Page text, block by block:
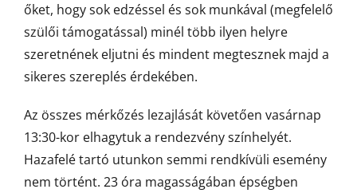
őket, hogy sok edzéssel és sok munkával (megfelelő
szülői támogatással) minél több ilyen helyre
szeretnének eljutni és mindent megtesznek majd a
sikeres szereplés érdekében.
Az összes mérkőzés lezajlását követően vasárnap
13:30-kor elhagytuk a rendezvény színhelyét.
Hazafelé tartó utunkon semmi rendkívüli esemény
nem történt. 23 óra magasságában épségben